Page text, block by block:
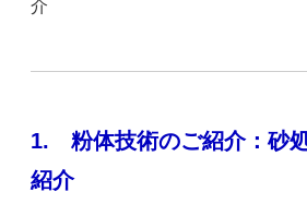
介
1. 粉体技術のご紹介：砂
紹介